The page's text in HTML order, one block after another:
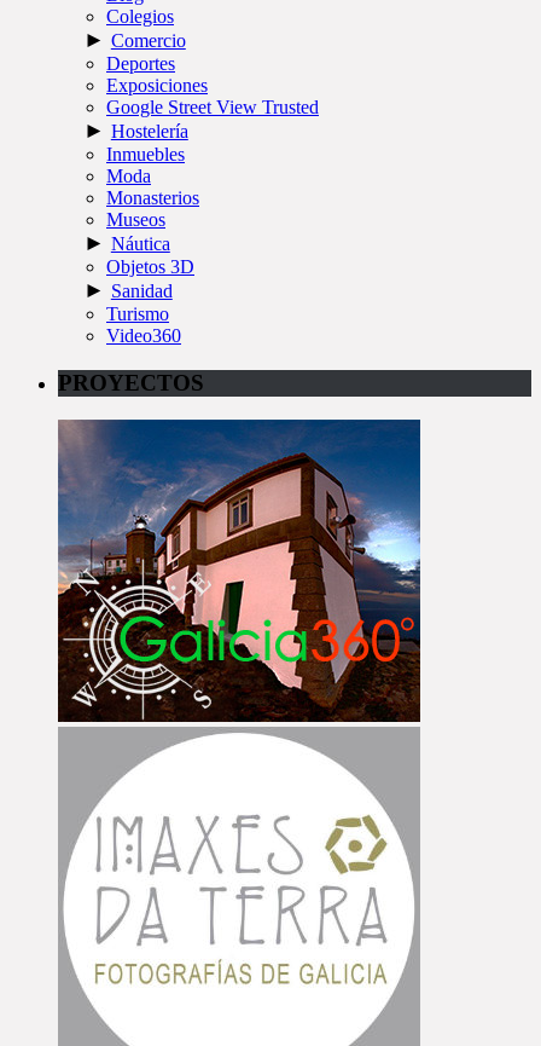
Colegios
► Comercio
Deportes
Exposiciones
Google Street View Trusted
► Hostelería
Inmuebles
Moda
Monasterios
Museos
► Náutica
Objetos 3D
► Sanidad
Turismo
Video360
PROYECTOS